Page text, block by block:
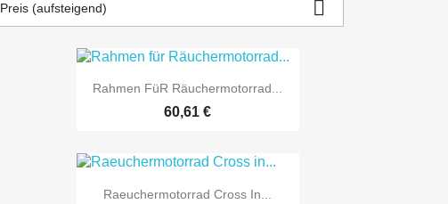
Preis (aufsteigend) 
 Vorschau
Rahmen Für Räuchermotorrad...
60,61 €
 Vorschau
Raeuchermotorrad Cross In...